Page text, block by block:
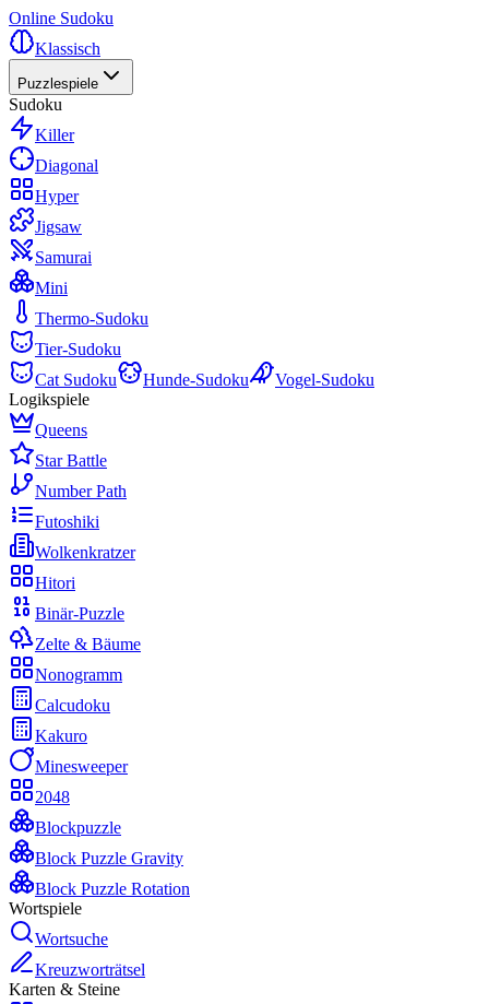
Online Sudoku
Klassisch
Puzzlespiele
Sudoku
Killer
Diagonal
Hyper
Jigsaw
Samurai
Mini
Thermo-Sudoku
Tier-Sudoku
Cat Sudoku
Hunde-Sudoku
Vogel-Sudoku
Logikspiele
Queens
Star Battle
Number Path
Futoshiki
Wolkenkratzer
Hitori
Binär-Puzzle
Zelte & Bäume
Nonogramm
Calcudoku
Kakuro
Minesweeper
2048
Blockpuzzle
Block Puzzle Gravity
Block Puzzle Rotation
Wortspiele
Wortsuche
Kreuzworträtsel
Karten & Steine